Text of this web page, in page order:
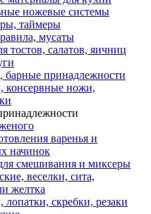
ножевые системы
таймеры
мусаты
тостов, салатов, яичниц
принадлежности
ножи,
варенья и
начинок
смешивания и миксеры
веселки, сита,
желтка
лопатки, скребки, резаки